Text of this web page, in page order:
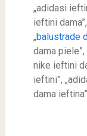
„adidasi
ieftini
„balustrade
dama
nike ieftini
ieftini”,
dama